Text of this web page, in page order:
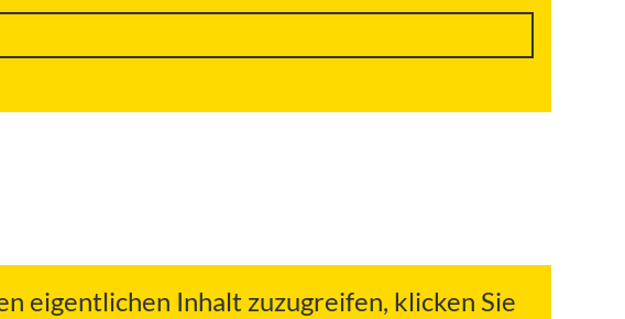
eigentlichen Inhalt zuzugreifen, klicken Sie